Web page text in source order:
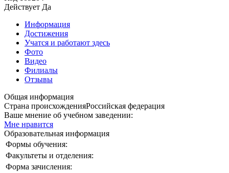
Действует Да
Информация
Достижения
Учатся и работают здесь
Фото
Видео
Филиалы
Отзывы
Общая информация
Страна происхожденияРоссийская федерация
Ваше мнение об учебном заведении:
Мне нравится
Образовательная информация
Формы обучения:
Факультеты и отделения:
Форма зачисления: